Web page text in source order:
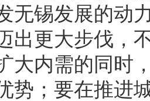
无锡发展的动
出更大步伐，
大内需的同时
势；要在推进